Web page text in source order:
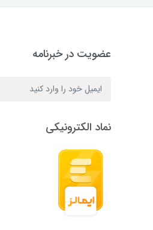
عضویت در خبرنامه
نماد الکترونیکی